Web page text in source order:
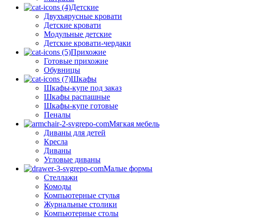
Детские
Двухъярусные кровати
Детские кровати
Модульные детские
Детские кровати-чердаки
Прихожие
Готовые прихожие
Обувницы
Шкафы
Шкафы-купе под заказ
Шкафы распашные
Шкафы-купе готовые
Пеналы
Мягкая мебель
Диваны для детей
Кресла
Диваны
Угловые диваны
Малые формы
Стеллажи
Комоды
Компьютерные стулья
Журнальные столики
Компьютерные столы